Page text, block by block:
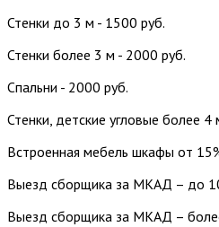
Стенки до 3 м - 1500 руб.
Стенки более 3 м - 2000 руб.
Спальни - 2000 руб.
Стенки, детские угловые более 4
Встроенная мебель шкафы от
Выезд сборщика за МКАД – до
Выезд сборщика за МКАД –